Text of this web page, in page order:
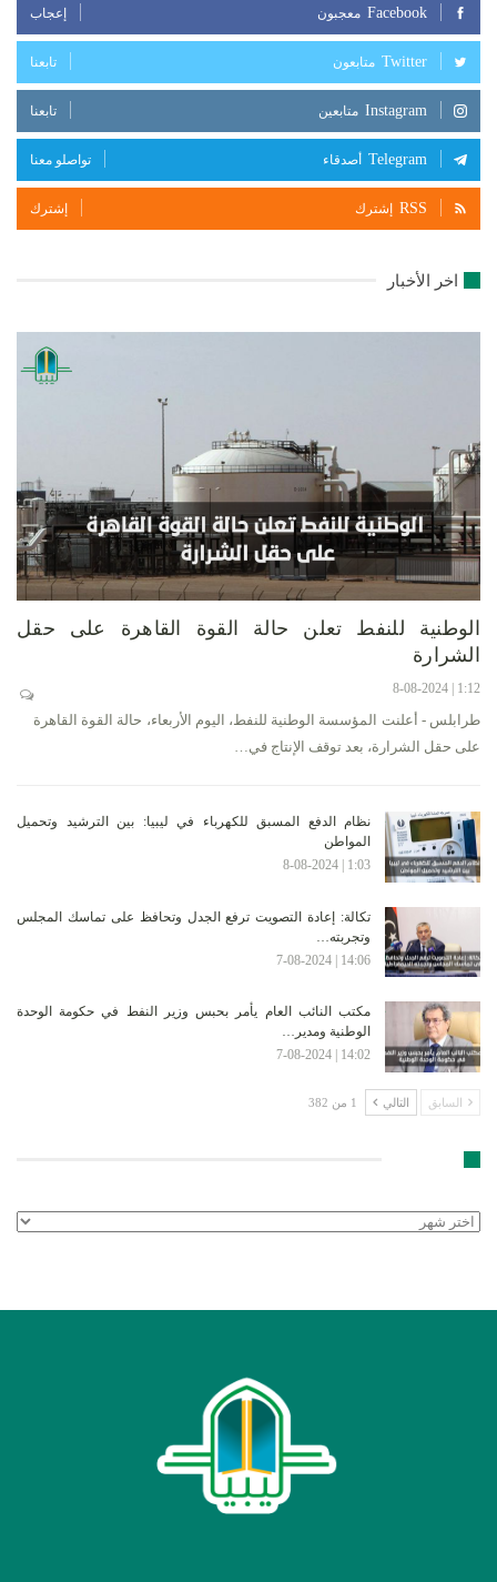
Facebook معجبون إعجاب
Twitter متابعون تابعنا
Instagram متابعين تابعنا
Telegram أصدقاء تواصلو معنا
RSS إشترك إشترك
اخر الأخبار
الوطنية للنفط تعلن حالة القوة القاهرة على حقل
الشرارة
1:12 | 8-08-2024
طرابلس - أعلنت المؤسسة الوطنية للنفط، اليوم الأربعاء، حالة القوة القاهرة
على حقل الشرارة، بعد توقف الإنتاج في…
نظام الدفع المسبق للكهرباء في ليبيا: بين الترشيد وتحميل
المواطن
1:03 | 8-08-2024
تكالة: إعادة التصويت ترفع الجدل وتحافظ على تماسك المجلس
وتجربته…
14:06 | 7-08-2024
مكتب النائب العام يأمر بحبس وزير النفط في حكومة الوحدة
الوطنية ومدير…
14:02 | 7-08-2024
السابق التالي 1 من 382
الأرشيف